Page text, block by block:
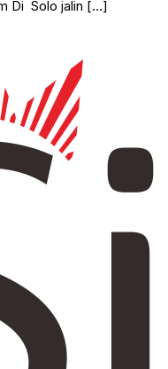
Di Solo jalin […]